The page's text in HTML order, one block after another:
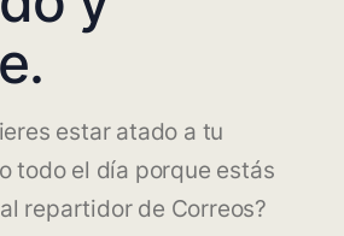
estar atado a tu
todo el día porque estás
repartidor de Correos?